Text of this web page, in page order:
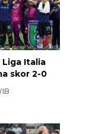
Liga Italia
skor 2-0